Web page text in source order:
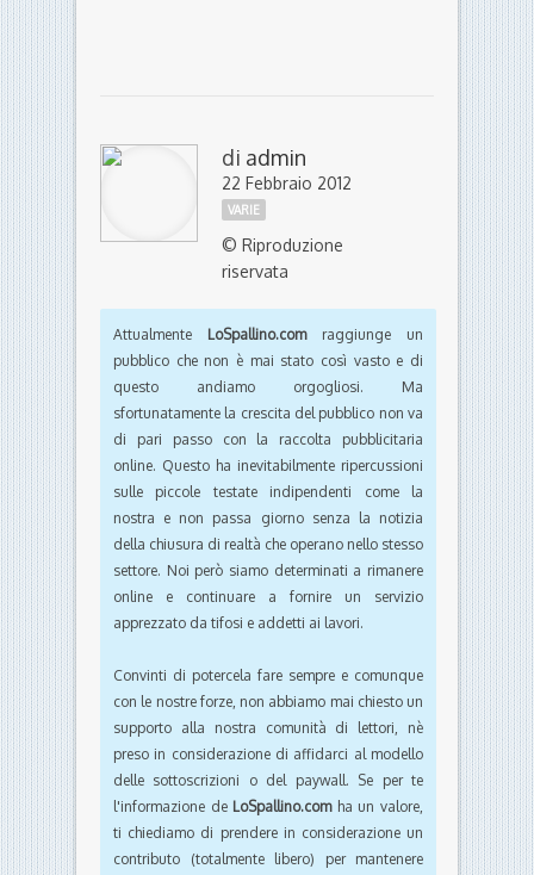
di admin
22 Febbraio 2012
VARIE
© Riproduzione
riservata
Attualmente LoSpallino.comraggiunge un
pubblico che non è mai stato così vasto e di
questo andiamo orgogliosi. Ma
sfortunatamente la crescita del pubblico non va
di pari passo con la raccolta pubblicitaria
online. Questo ha inevitabilmente ripercussioni
sulle piccole testate indipendenti come la
nostra e non passa giorno senza la notizia
della chiusura di realtà che operano nello stesso
settore. Noi però siamo determinati a rimanere
online e continuare a fornire un servizio
apprezzato da tifosi e addetti ai lavori.
Convinti di potercela fare sempre e comunque
con le nostre forze, non abbiamo mai chiesto un
supporto alla nostra comunità di lettori, nè
preso in considerazione di affidarci al modello
delle sottoscrizioni o del paywall. Se per te
l'informazione de LoSpallino.comha un valore,
ti chiediamo di prendere in considerazione un
contributo (totalmente libero) per mantenere